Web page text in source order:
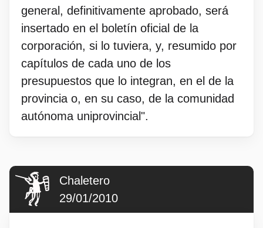
general, definitivamente aprobado, será
insertado en el boletín oficial de la
corporación, si lo tuviera, y, resumido por
capítulos de cada uno de los
presupuestos que lo integran, en el de la
provincia o, en su caso, de la comunidad
autónoma uniprovincial".
Chaletero
29/01/2010